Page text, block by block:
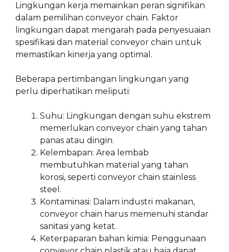
Lingkungan kerja memainkan peran signifikan
dalam pemilihan conveyor chain. Faktor
lingkungan dapat mengarah pada penyesuaian
spesifikasi dan material conveyor chain untuk
memastikan kinerja yang optimal.
Beberapa pertimbangan lingkungan yang
perlu diperhatikan meliputi:
Suhu: Lingkungan dengan suhu ekstrem
memerlukan conveyor chain yang tahan
panas atau dingin.
Kelembapan: Area lembab
membutuhkan material yang tahan
korosi, seperti conveyor chain stainless
steel.
Kontaminasi: Dalam industri makanan,
conveyor chain harus memenuhi standar
sanitasi yang ketat.
Keterpaparan bahan kimia: Penggunaan